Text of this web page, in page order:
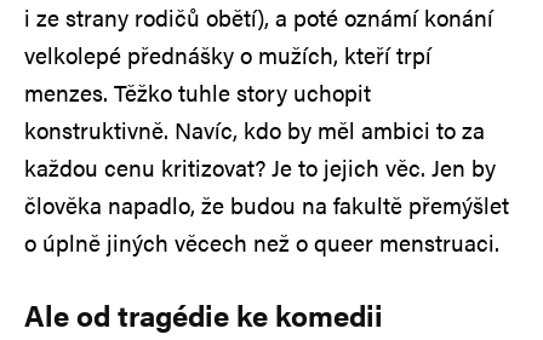
i ze strany rodičů obětí), a poté oznámí konání
velkolepé přednášky o mužích, kteří trpí
menzes. Těžko tuhle story uchopit
konstruktivně. Navíc, kdo by měl ambici to za
každou cenu kritizovat? Je to jejich věc. Jen by
člověka napadlo, že budou na fakultě přemýšlet
o úplně jiných věcech než o queer menstruaci.
Ale od tragédie ke komedii